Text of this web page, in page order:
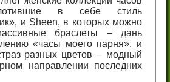
в себе стиль
и Sheen, в которых можно
браслеты – дань
«часы моего парня», и
разных цветов – модный
направлении последних